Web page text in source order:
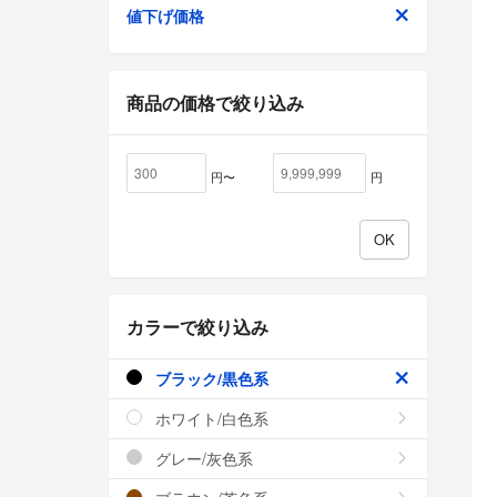
値下げ価格
商品の価格で絞り込み
円〜 円
カラーで絞り込み
ブラック/黒色系
ホワイト/白色系
グレー/灰色系